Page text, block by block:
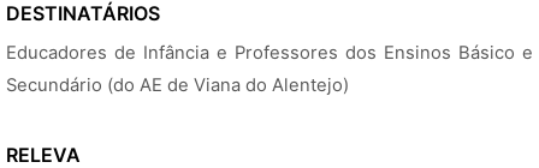
DESTINATÁRIOS
Educadores de Infância e Professores dos Ensinos Básico e
Secundário (do AE de Viana do Alentejo)
RELEVA